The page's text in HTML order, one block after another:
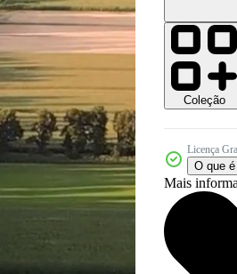
Coleção
Licença
O que
Mais